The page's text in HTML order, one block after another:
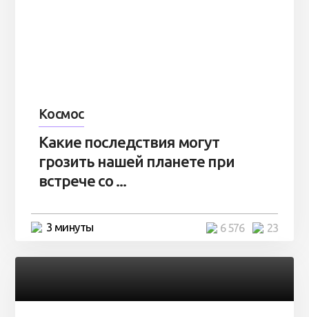
Космос
Какие последствия могут
грозить нашей планете при
встрече со ...
3 минуты 23
6 576